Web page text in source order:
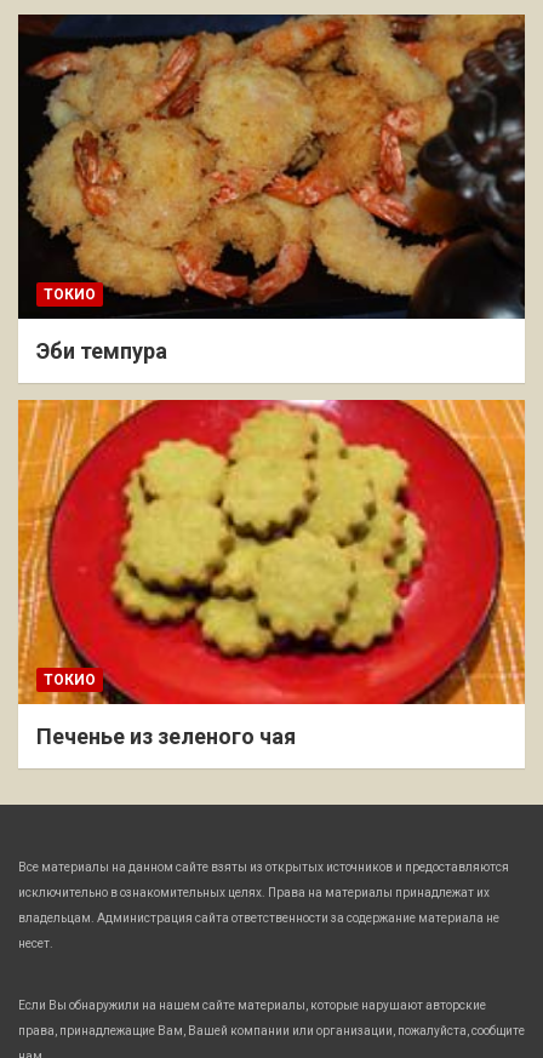
ТОКИО
Эби темпура
ТОКИО
Печенье из зеленого чая
Все материалы на данном сайте взяты из открытых источников и предоставляются
исключительно в ознакомительных целях. Права на материалы принадлежат их
владельцам. Администрация сайта ответственности за содержание материала не
несет.
Если Вы обнаружили на нашем сайте материалы, которые нарушают авторские
права, принадлежащие Вам, Вашей компании или организации, пожалуйста, сообщите